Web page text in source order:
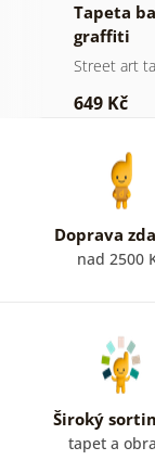
Tapeta
graffiti
Street art
649 Kč
Doprava
nad 2500
Široký
tapet a